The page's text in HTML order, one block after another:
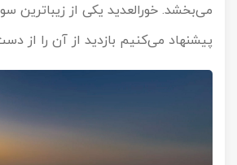
می‌بخشد. خورالعدید یکی از زیباترین
پیشنهاد می‌کنیم بازدید از آن را از